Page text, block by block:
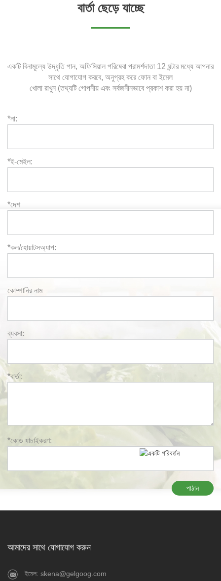
বার্তা ছেড়ে যাচ্ছে
একটি বিনামূল্যে উদ্ধৃতি পান, অফিসিয়াল পরিষেবা পরামর্শদাতা 12 ঘন্টার মধ্যে আপনার
সাথে যোগাযোগ করবে, অনুগ্রহ করে ফোন বা ইমেল
খোলা রাখুন (তথ্যটি গোপনীয় এবং সর্বজনীনভাবে প্রকাশ করা হয় না)
*না:
*ই-মেইল:
*দেশ
*কল/হোয়াটসঅ্যাপ:
কোম্পানির নাম
ব্যবসা:
*বার্তা:
*কোড যাচাইকরণ:
পাঠান
আমাদের সাথে যোগাযোগ করুন
ইমেল: skena@gelgoog.com